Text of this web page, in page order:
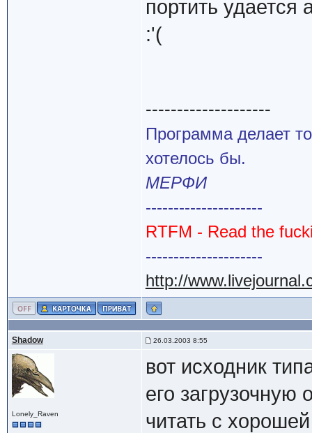
портить удается
:'(
--------------------
Программа делает
хотелось бы.
МЕРФИ
---------------------
RTFM - Read the
---------------------
http://
Shadow 26.03.2003 8:55
Lonely_Raven
вот исходник
его загрузочную
читать с